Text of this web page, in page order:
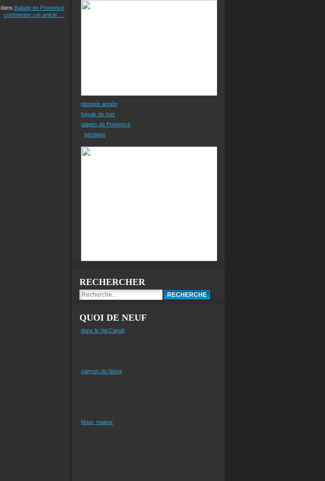
dans Balade en Provence
commenter cet article
plongée apnée
kayak de mer
plages de Provence
bestiaire
RECHERCHER
QUOI DE NEUF
dans le Val Canali
canyon de Neva
Maor, majeur